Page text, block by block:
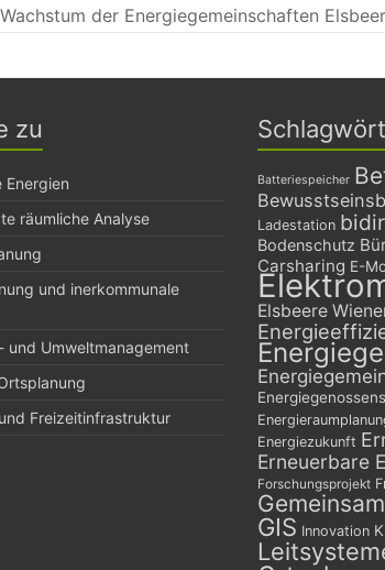
Wachstum der Energiegemeinschaften
zu
Energien
räumliche Analyse
und inerkommunale
und Umweltmanagement
Freizeitinfrastruktur
Batteriespeicher
Ladestation
Bodenschutz
Carsharing E-
Elsbeere
Energiezukunft
Erneuerbare
Forschungsprojekt
Gemeinsam
GIS Innovation